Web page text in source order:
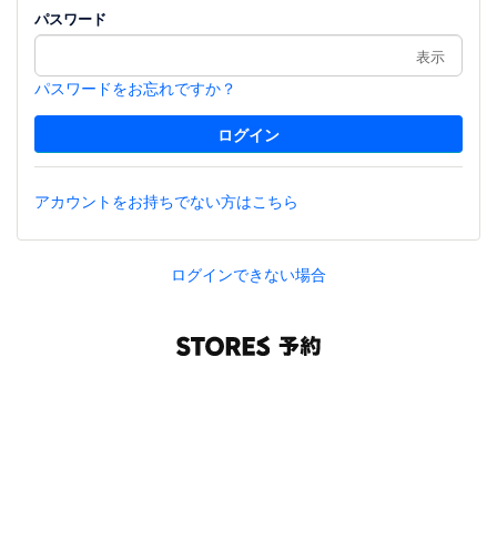
パスワード
表示
パスワードをお忘れですか？
アカウントをお持ちでない方はこちら
ログインできない場合